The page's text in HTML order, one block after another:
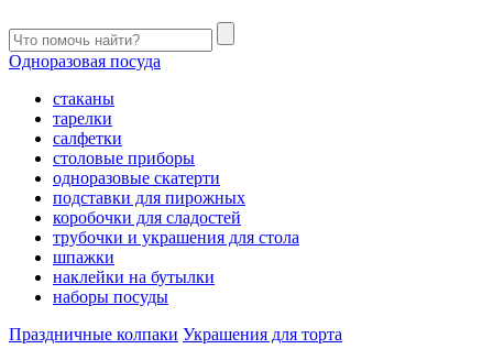
Одноразовая посуда
стаканы
тарелки
салфетки
столовые приборы
одноразовые скатерти
подставки для пирожных
коробочки для сладостей
трубочки и украшения для стола
шпажки
наклейки на бутылки
наборы посуды
Праздничные колпаки Украшения для торта